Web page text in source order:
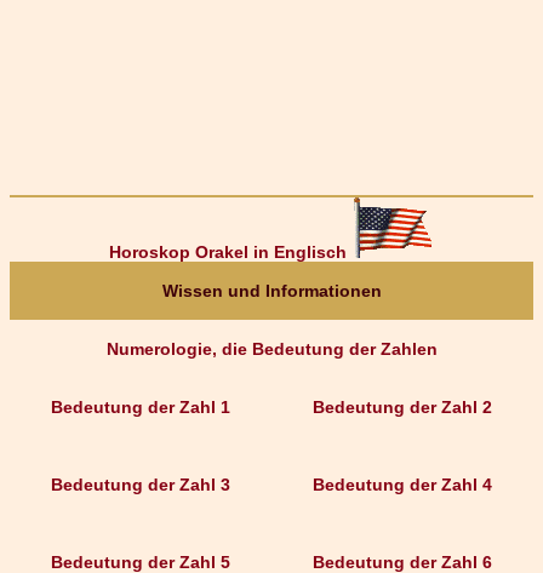
Horoskop Orakel in Englisch
Wissen und Informationen
Numerologie, die Bedeutung der Zahlen
Bedeutung der Zahl 1
Bedeutung der Zahl 3
Bedeutung der Zahl 5
Bedeutung der Zahl 2
Bedeutung der Zahl 4
Bedeutung der Zahl 6